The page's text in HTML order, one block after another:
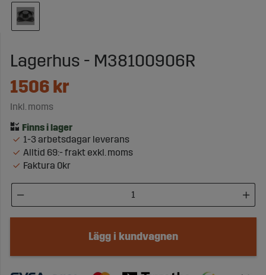
Lagerhus - M38100906R
1506 kr
Inkl. moms
1-3 arbetsdagar leverans
Alltid 69:- frakt exkl. moms
Faktura 0kr
Lägg i kundvagnen